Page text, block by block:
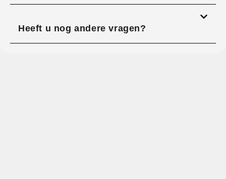
Heeft u nog andere vragen?